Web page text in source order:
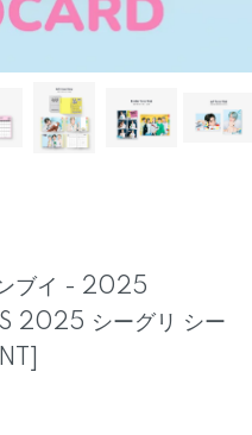
ブイ - 2025
2025 シーグリ シー